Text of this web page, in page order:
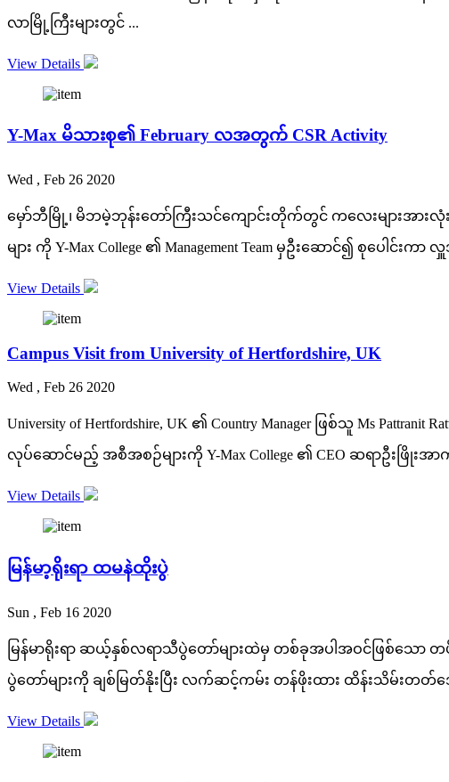
လာမြို့ကြီးများတွင် ...
View Details
Y-Max မိသားစု၏ February လအတွက် CSR Activity
Wed , Feb 26 2020
မှော်ဘီမြို့၊ မိဘမဲ့ဘုန်းတော်ကြီးသင်ကျောင်းတိုက်တွင် ကလေးများအားလုံး
များ ကို Y-Max College ၏ Management Team မှဦးဆောင်၍ စုပေါ
View Details
Campus Visit from University of Hertfordshire, UK
Wed , Feb 26 2020
University of Hertfordshire, UK ၏ Country Manager ဖြစ်သူ Ms
လုပ်ဆောင်မည့် အစီအစဉ်များကို Y-Max College ၏ CEO ဆရာဦးဖြိုးအာကာ၊
View Details
မြန်မာ့ရိုးရာ ထမနဲထိုးပွဲ
Sun , Feb 16 2020
မြန်မာရိုးရာ ဆယ့်နှစ်လရာသီပွဲတော်များထဲမှ တစ်ခုအပါအဝင်ဖြစ်သော တပို
ပွဲတော်များကို ချစ်မြတ်နိုးပြီး လက်ဆင့်ကမ်း တန်ဖိုးထား ထိန်းသိမ်းတတ်
View Details